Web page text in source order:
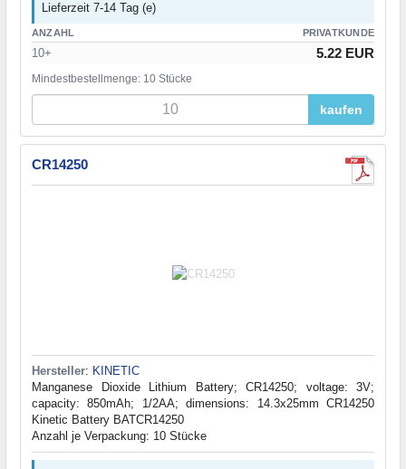
Lieferzeit 7-14 Tag (e)
ANZAHL PRIVATKUNDE
10+ 5.22 EUR
Mindestbestellmenge: 10 Stücke
kaufen
CR14250
Hersteller: KINETIC
Manganese Dioxide Lithium Battery; CR14250; voltage: 3V;
capacity: 850mAh; 1/2AA; dimensions: 14.3x25mm CR14250
Kinetic Battery BATCR14250
Anzahl je Verpackung: 10 Stücke